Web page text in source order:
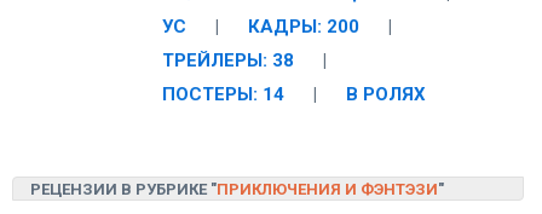
УС
| КАДРЫ: 200
|
ТРЕЙЛЕРЫ: 38
|
ПОСТЕРЫ: 14
| В РОЛЯХ
РЕЦЕНЗИИ В РУБРИКЕ "ПРИКЛЮЧЕНИЯ И ФЭНТЭЗИ"